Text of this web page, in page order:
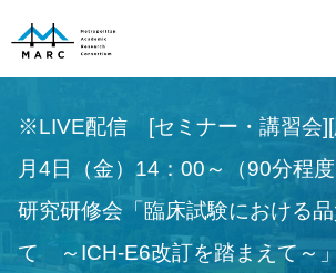
Post
Previous
※LIVE配信 [セミナー・講習会][
月4日（金）14：00～（90分程
研究研修会「臨床試験における
て ～ICH-E6改訂を踏まえて～」